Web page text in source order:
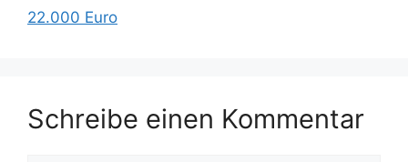
22.000 Euro
Schreibe einen Kommentar